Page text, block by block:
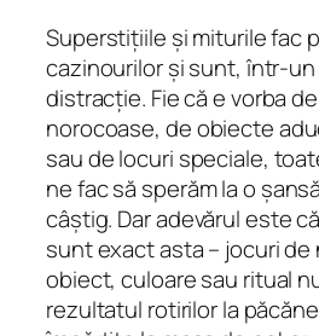
Superstițiile și miturile fac
cazinourilor și sunt, într-
distracție. Fie că e vorba
norocoase, de obiecte
sau de locuri speciale,
ne fac să sperăm la o
câștig. Dar adevărul este
sunt exact asta – jocuri de
obiect, culoare sau ritual
rezultatul rotirilor la